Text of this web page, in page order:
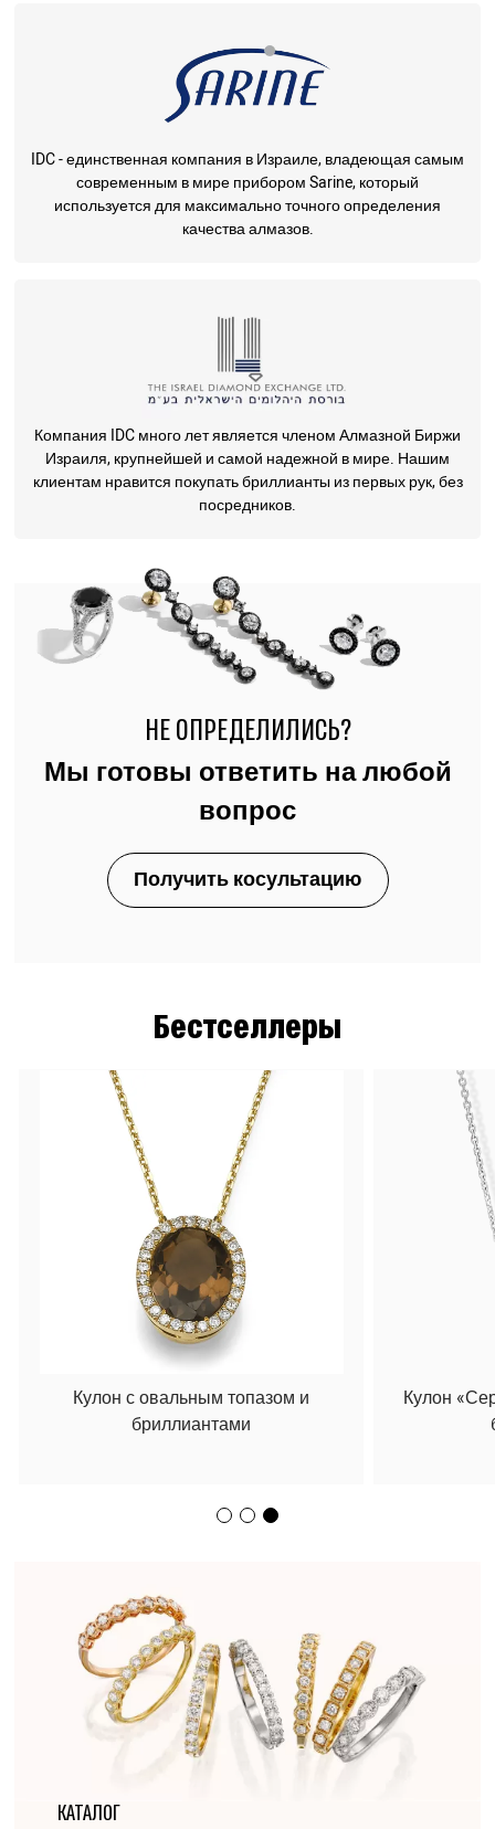
IDC - единственная компания в Израиле, владеющая самым
современным в мире прибором Sarine, который
используется для максимально точного определения
качества алмазов.
Компания IDC много лет является членом Алмазной Биржи
Израиля, крупнейшей и самой надежной в мире. Нашим
клиентам нравится покупать бриллианты из первых рук, без
посредников.
КАТАЛОГ
Бестселлеры
Кулон
Кулон с овальным топазом и
бриллиантами
НЕ ОПРЕДЕЛИЛИСЬ?
Мы готовы ответить на любой
вопрос
Получить косультацию